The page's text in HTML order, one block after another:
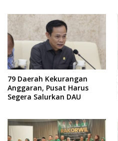
79 Daerah Kekurangan
Anggaran, Pusat Harus
Segera Salurkan DAU